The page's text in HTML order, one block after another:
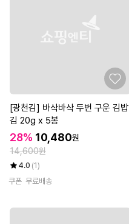
[광천김] 바삭바삭 두번 구운 김밥
김 20g x 5봉
28% 10,480원
14,600원
4.0 (1)
쿠폰 무료배송